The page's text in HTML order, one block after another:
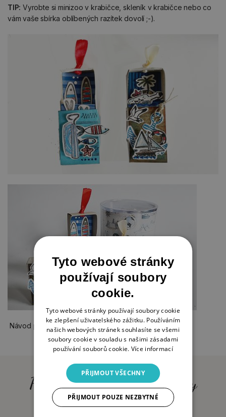
TIP: Vyrobte si minizoo v krabičce, skleník v krabičce nebo co
vám vaše sbírka oblíbených razítek dovolí ;-).
Návod pro vás připravila Petra Aufová.
Produkty, které by vás mohly
zajímat (4)
Tyto webové stránky
používají soubory
cookie.
Tyto webové stránky používají soubory cookie
ke zlepšení uživatelského zážitku. Používáním
našich webových stránek souhlasíte se všemi
soubory cookie v souladu s našimi zásadami
používání souborů cookie. Více informací
PŘIJMOUT VŠECHNY
PŘIJMOUT POUZE NEZBYTNÉ